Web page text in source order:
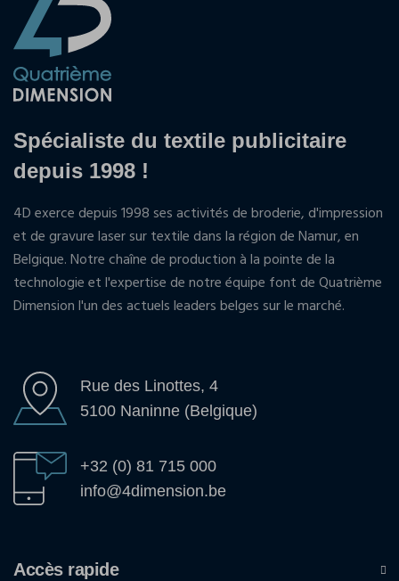
Spécialiste du textile publicitaire
depuis 1998 !
4D exerce depuis 1998 ses activités de broderie, d'impression
et de gravure laser sur textile dans la région de Namur, en
Belgique. Notre chaîne de production à la pointe de la
technologie et l'expertise de notre équipe font de Quatrième
Dimension l'un des actuels leaders belges sur le marché.
Rue des Linottes, 4
5100 Naninne (Belgique)
+32 (0) 81 715 000
info@4dimension.be
Accès rapide